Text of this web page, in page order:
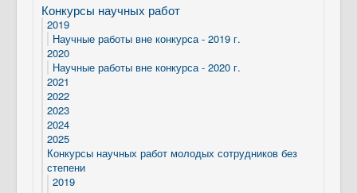
Конкурсы научных работ
2019
Научные работы вне конкурса - 2019 г.
2020
Научные работы вне конкурса - 2020 г.
2021
2022
2023
2024
2025
Конкурсы научных работ молодых сотрудников без
степени
2019